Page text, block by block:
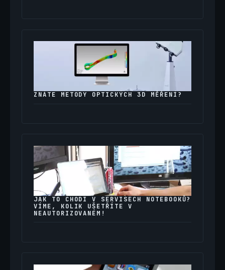
ZNÁTE METODY OPTICKÝCH 3D MĚŘENÍ?
JAK TO CHODÍ V SERVISECH NOTEBOOKŮ?
VÍME, KOLIK UŠETŘÍTE V
NEAUTORIZOVANÉM!